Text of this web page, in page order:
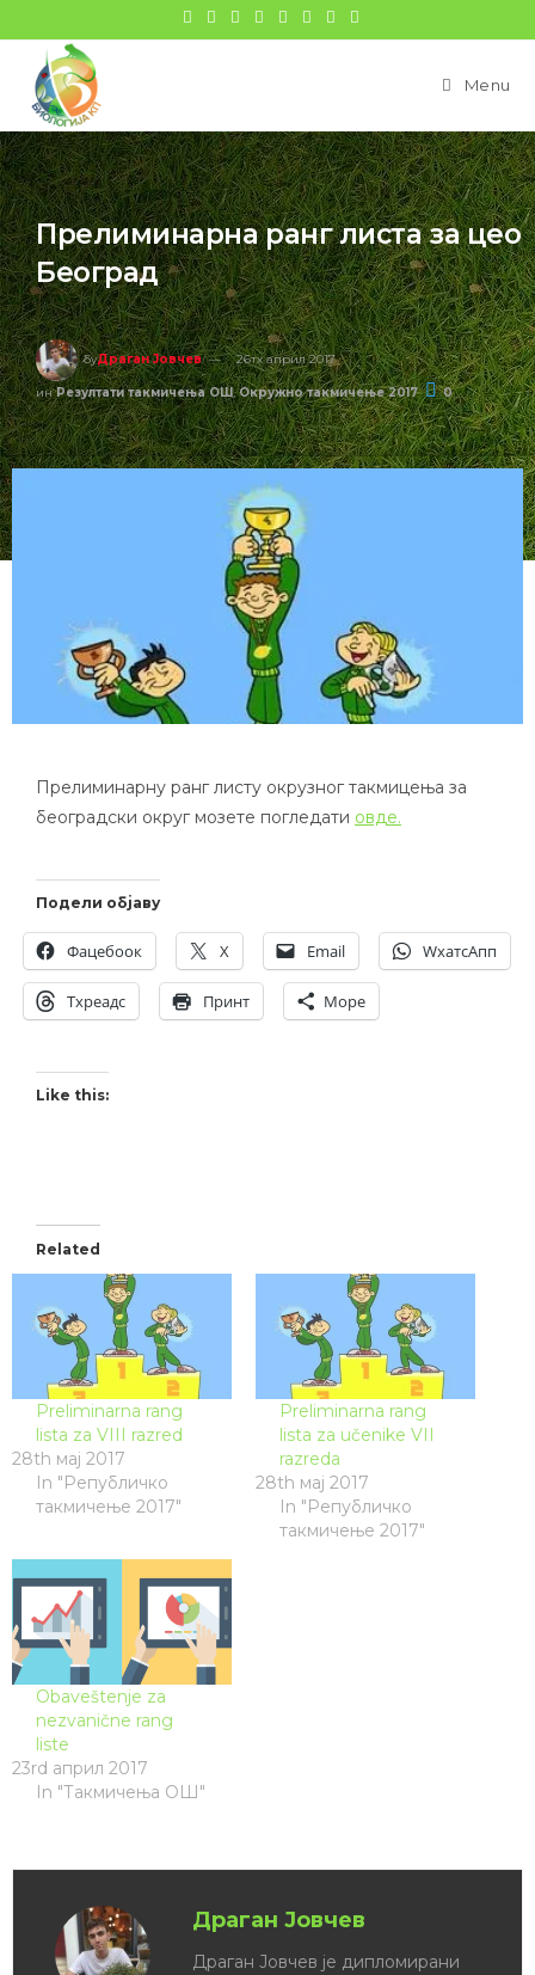
Menu
Прелиминарна ранг листа за цео
Београд
бyДраган Јовчев 26тх април 2017
ин Резултати такмичења ОШ,Окружно такмичење 2017 0
Прелиминарну ранг листу окрузног такмицења за
београдски округ мозете погледати овде.
Подели објаву
Фацебоок X Email WхатсАпп
Тхреадс Принт Море
Like this:
Related
Preliminarna rang
lista za VIII razred
28th мај 2017
In "Републичко
такмичење 2017"
Preliminarna rang
lista za učenike VII
razreda
28th мај 2017
In "Републичко
такмичење 2017"
Obaveštenje za
nezvanične rang
liste
23rd април 2017
In "Такмичења ОШ"
Драган Јовчев
Драган Јовчев је дипломирани